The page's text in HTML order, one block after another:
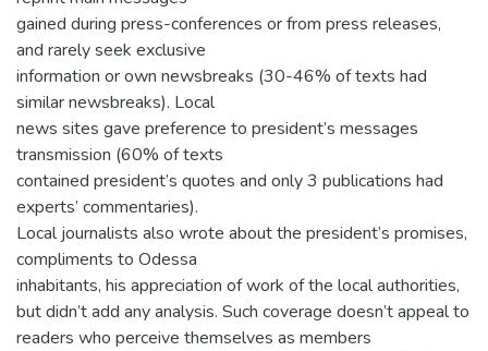
gained during press-conferences or from press releases,
and rarely seek exclusive
information or own newsbreaks (30-46% of texts had
similar newsbreaks). Local
news sites gave preference to president’s messages
transmission (60% of texts
contained president’s quotes and only 3 publications had
experts’ commentaries).
Local journalists also wrote about the president’s promises,
compliments to Odessa
inhabitants, his appreciation of work of the local authorities,
but didn’t add any analysis. Such coverage doesn’t appeal to
readers who perceive themselves as members